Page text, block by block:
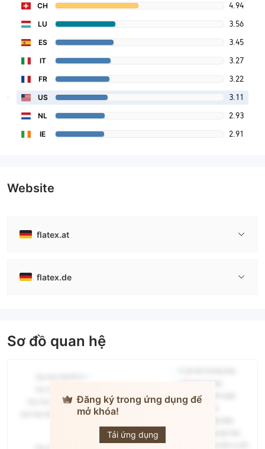
CH 4.94
LU 3.56
ES 3.45
IT 3.27
FR 3.22
US 3.11
NL 2.93
IE 2.91
Website
flatex.at
flatex.de
Sơ đồ quan hệ
Đăng ký trong ứng dụng để
mở khóa!
Tải ứng dụng